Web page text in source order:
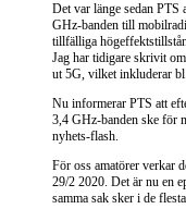
Det var länge sedan
GHz-banden till
tillfälliga
Jag har tidigare skrivit
ut 5G, vilket inkluderar
Nu informerar PTS att
3,4 GHz-banden ske för
nyhets-flash.
För oss amatörer verkar
29/2 2020. Det är nu en
samma sak sker i de